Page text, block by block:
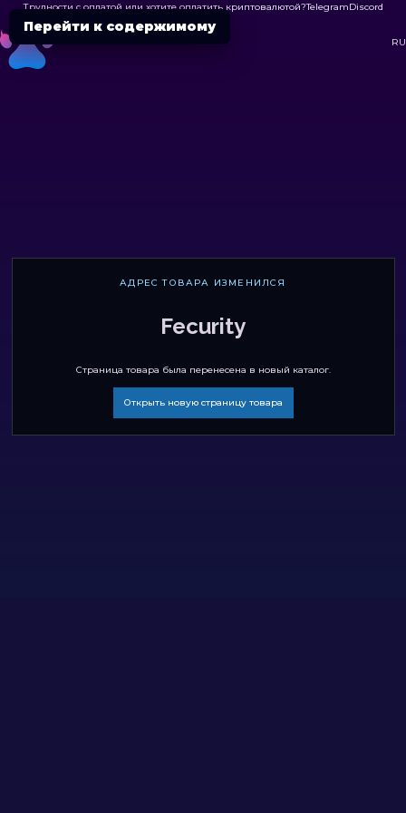
Перейти к содержимому
Трудности с оплатой или хотите оплатить криптовалютой?TelegramDiscord

RU
АДРЕС ТОВАРА ИЗМЕНИЛСЯ
Fecurity
Страница товара была перенесена в новый каталог.
Открыть новую страницу товара